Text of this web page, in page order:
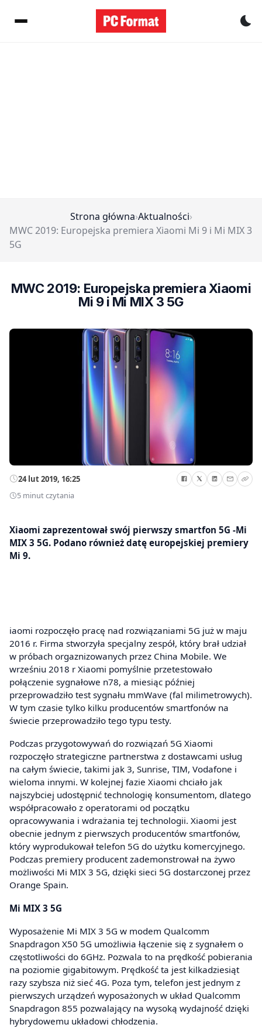
Strona główna›Aktualności›
MWC 2019: Europejska premiera Xiaomi Mi 9 i Mi MIX 3
5G
MWC 2019: Europejska premiera Xiaomi
Mi 9 i Mi MIX 3 5G
24 lut 2019, 16:25
5 minut czytania
Xiaomi zaprezentował swój pierwszy smartfon 5G -Mi
MIX 3 5G. Podano również datę europejskiej premiery
Mi 9.
iaomi rozpoczęło pracę nad rozwiązaniami 5G już w maju
2016 r. Firma stworzyła specjalny zespół, który brał udział
w próbach orgaznizowanych przez China Mobile. We
wrześniu 2018 r Xiaomi pomyślnie przetestowało
połączenie sygnałowe n78, a miesiąc później
przeprowadziło test sygnału mmWave (fal milimetrowych).
W tym czasie tylko kilku producentów smartfonów na
świecie przeprowadziło tego typu testy.
Podczas przygotowywań do rozwiązań 5G Xiaomi
rozpoczęło strategiczne partnerstwa z dostawcami usług
na całym świecie, takimi jak 3, Sunrise, TIM, Vodafone i
wieloma innymi. W kolejnej fazie Xiaomi chciało jak
najszybciej udostępnić technologię konsumentom, dlatego
współpracowało z operatorami od początku
opracowywania i wdrażania tej technologii. Xiaomi jest
obecnie jednym z pierwszych producentów smartfonów,
który wyprodukował telefon 5G do użytku komercyjnego.
Podczas premiery producent zademonstrował na żywo
możliwości Mi MIX 3 5G, dzięki sieci 5G dostarczonej przez
Orange Spain.
Mi MIX 3 5G
Wyposażenie Mi MIX 3 5G w modem Qualcomm
Snapdragon X50 5G umożliwia łączenie się z sygnałem o
częstotliwości do 6GHz. Pozwala to na prędkość pobierania
na poziomie gigabitowym. Prędkość ta jest kilkadziesiąt
razy szybsza niż sieć 4G. Poza tym, telefon jest jednym z
pierwszych urządzeń wyposażonych w układ Qualcomm
Snapdragon 855 pozwalający na wysoką wydajność dzięki
hybrydowemu układowi chłodzenia.